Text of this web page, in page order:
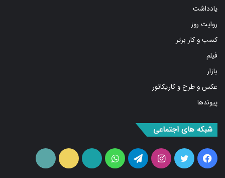
یادداشت
روایت روز
کسب و کار برتر
فیلم
بازار
عکس و طرح و کاریکاتور
پیوندها
شبکه های اجتماعی
فیس
توییتر اینستاگرامتلگرام واتس
آپارات ایتا